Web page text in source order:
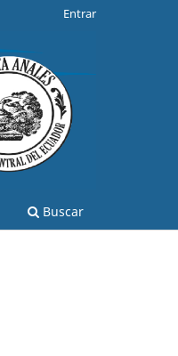
Buscar
Entrar